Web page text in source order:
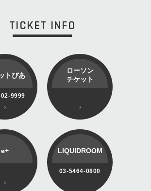
TICKET INFO
トぴあ
9999
ローソン
チケット
e+ LIQUIDROOM
03-5464-0800